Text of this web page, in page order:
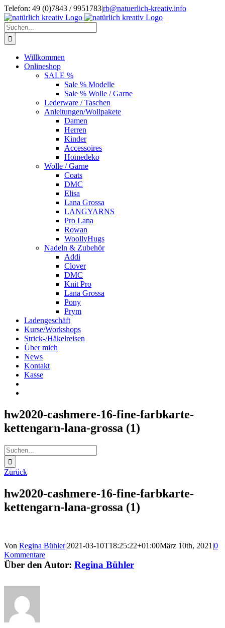
Zum
Inhalt
springen
Telefon: 49 (0)7843 / 9951783|rb@natuerlich-kreativ.info
Suche
nach:
Willkommen
Onlineshop
SALE %
Sale % Modelle
Sale % Wolle / Garne
Lederware / Taschen
Anleitungen/Wollpakete
Damen
Herren
Kinder
Accessoires
Homedeko
Wolle / Garne
Coats
DMC
Elisa
Lana Grossa
LANGYARNS
Pro Lana
Rowan
WoollyHugs
Nadeln & Zubehör
Addi
Clover
DMC
Knit Pro
Lana Grossa
Pony
Prym
Ladengeschäft
Kurse/Workshops
Strick-/Häkelreisen
Über mich
News
Kontakt
Kasse
hw2020-cashmere-16-fine-farbkarte-
kettengarn-lana-grossa (1)
Suche
nach:
Zurück
hw2020-cashmere-16-fine-farbkarte-
kettengarn-lana-grossa (1)
Von Regina Bühler|2021-03-10T18:25:22+01:00März 10th, 2021 |0
Kommentare
Über den Autor: Regina Bühler